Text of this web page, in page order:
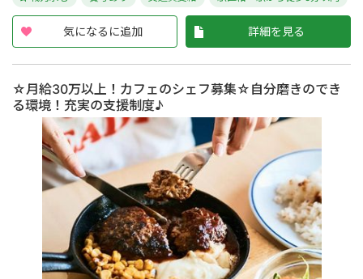
気になるに追加 詳細を見る
☆月給30万以上！カフェのシェフ募集☆自分磨きのでき
る環境！充実の支援制度♪